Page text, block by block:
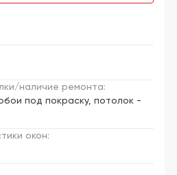
наличие ремонта:
под покраску, потолок -
окон: